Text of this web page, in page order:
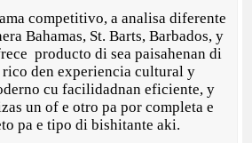
competitivo, a analisa diferente
Bahamas, St. Barts, Barbados, y
producto di sea paisahenan di
den experiencia cultural y
cu facilidadnan eficiente, y
un of e otro pa por completa e
pa e tipo di bishitante aki.